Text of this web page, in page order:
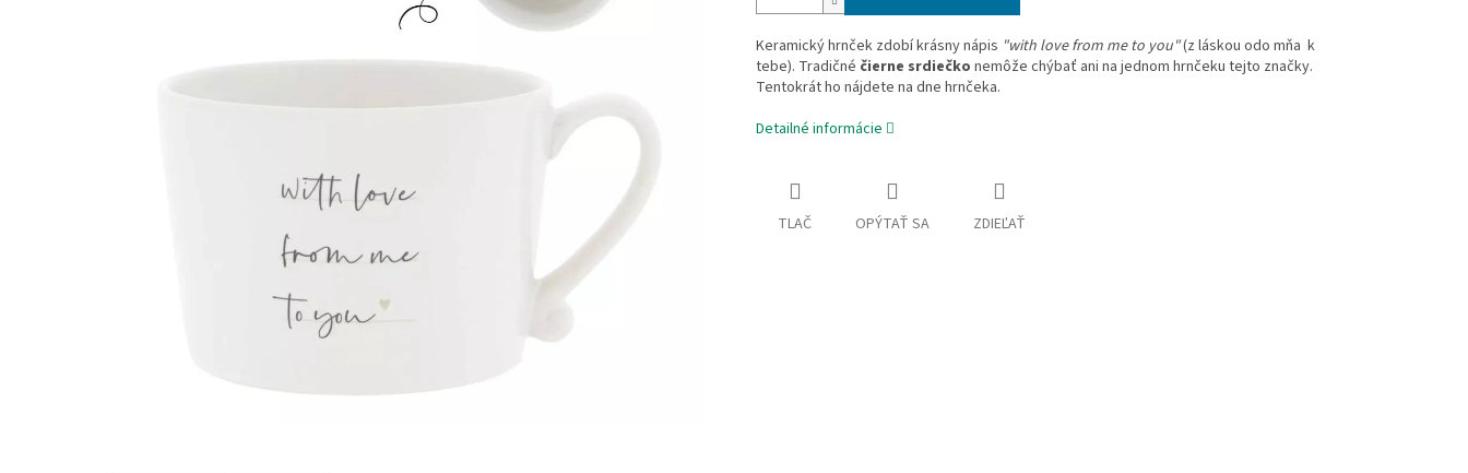
Keramický hrnček zdobí krásny nápis "with love from me to you"(z láskou odo mňa k
tebe). Tradičné čierne srdiečko nemôže chýbať ani na jednom hrnčeku tejto značky.
Tentokrát ho nájdete na dne hrnčeka.
Detailné informácie
TLAČ OPÝTAŤ SA ZDIEĽAŤ